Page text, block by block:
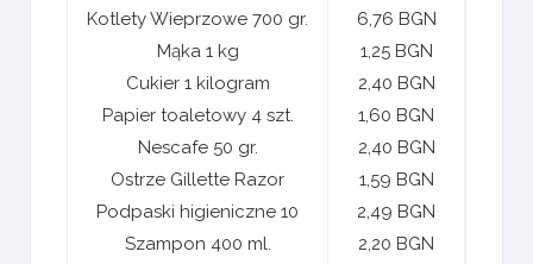
Kotlety Wieprzowe 700 gr.
6,76 BGN
Mąka 1 kg
1,25 BGN
Cukier 1 kilogram
2,40 BGN
Papier toaletowy 4 szt.
1,60 BGN
Nescafe 50 gr.
2,40 BGN
Ostrze Gillette Razor
1,59 BGN
Podpaski higieniczne 10
2,49 BGN
Szampon 400 ml.
2,20 BGN